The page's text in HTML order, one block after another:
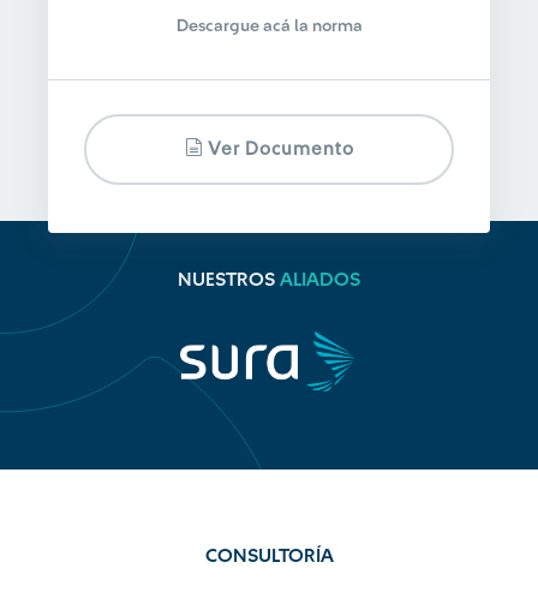
Descargue acá la norma
Ver Documento
NUESTROS ALIADOS
CONSULTORÍA